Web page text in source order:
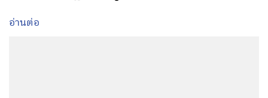
อ่านต่อ